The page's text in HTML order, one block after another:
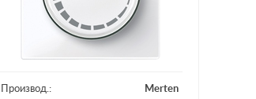
Производ.: Merten